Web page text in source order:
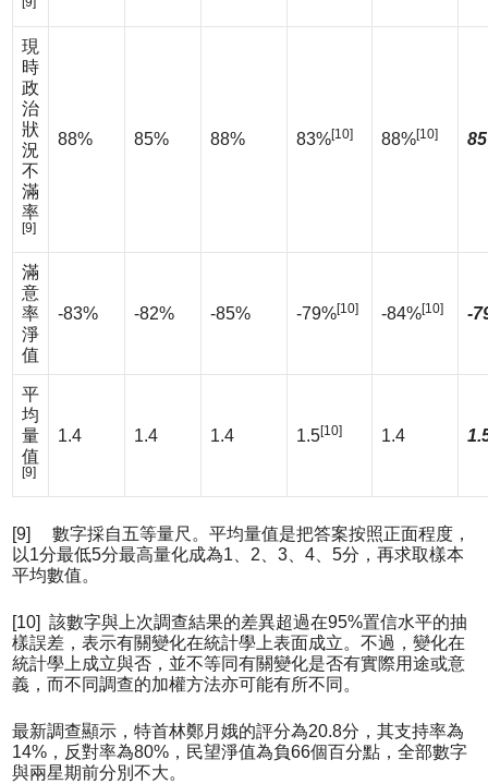
現
時
政
治
狀
況
不
滿
率
[9]
88% 85% 88% 83%[10] 88%[10]
滿
意
率
淨
值
-83% -82% -85% -79%[10] -84%[10] -
平
均
量
值
[9]
1.4 1.4 1.4 1.5[10] 1.4
[9] 數字採自五等量尺。平均量值是把答案按照正面程度，
以1分最低5分最高量化成為1、2、3、4、5分，再求取樣本
平均數值。
[10] 該數字與上次調查結果的差異超過在95%置信水平的抽
樣誤差，表示有關變化在統計學上表面成立。不過，變化在
統計學上成立與否，並不等同有關變化是否有實際用途或意
義，而不同調查的加權方法亦可能有所不同。
最新調查顯示，特首林鄭月娥的評分為20.8分，其支持率為
14%，反對率為80%，民望淨值為負66個百分點，全部數字
與兩星期前分別不大。